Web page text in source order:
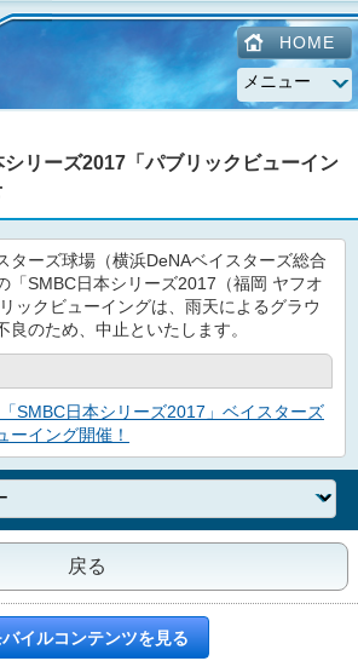
HOME
リーズ2017「パブリックビューイン
ターズ球場（横浜DeNAベイスターズ総合
「SMBC日本シリーズ2017（福岡 ヤフオ
ックビューイングは、雨天によるグラウ
良のため、中止といたします。
SMBC日本シリーズ2017」ベイスターズ
ーイング開催！
戻る
イルコンテンツを見る